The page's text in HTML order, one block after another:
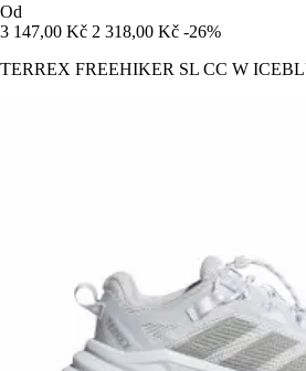
Od
3 147,00 Kč 2 318,00 Kč -26%
TERREX FREEHIKER SL CC W